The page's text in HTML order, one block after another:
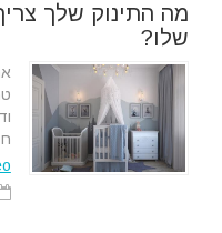
מה התינוק שלך
שלו?